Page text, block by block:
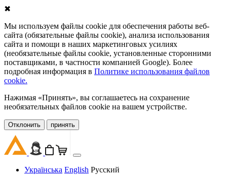
✖
Мы используем файлы cookie для обеспечения работы веб-
сайта (обязательные файлы cookie), анализа использования
сайта и помощи в наших маркетинговых усилиях
(необязательные файлы cookie, установленные сторонними
поставщиками, в частности компанией Google). Более
подробная информация в Политике использования файлов
cookie.
Нажимая «Принять», вы соглашаетесь на сохранение
необязательных файлов cookie на вашем устройстве.
Oтклонить принять
Українська English Русский